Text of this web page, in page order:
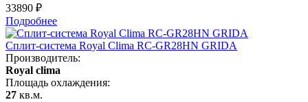
33890 ₽
Подробнее
Сплит-система Royal Clima RC-GR28HN GRIDA
Производитель:
Royal clima
Площадь охлаждения:
27 кв.м.